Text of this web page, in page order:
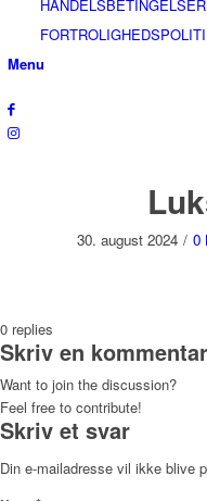
HANDELSBETINGELSER
Menu
30. august 2024 / 0
0 replies
Skriv en kommentar
Want to join the discussion?
Feel free to contribute!
Skriv et svar
Din e-mailadresse vil ikke blive